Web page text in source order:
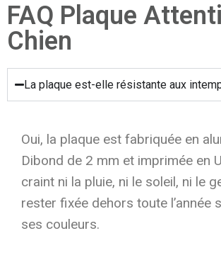
FAQ Plaque
Chien
La plaque est-elle résistante aux
Oui, la plaque est fabriquée en
Dibond de 2 mm et imprimée en
craint ni la pluie, ni le soleil, ni le
rester fixée dehors toute l’année
ses couleurs.